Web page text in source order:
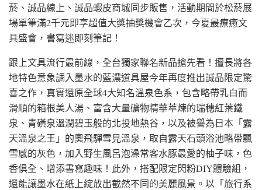
菸、誠品線上、誠品蝦皮商城同步販售，活動期間於松菸展
場單筆滿2千元即享超值大獎抽獎機會乙次，今夏最療癒文
具盛會，書寫迷即刻筆記！
跟上文具流行最前線，全台獨家聯名新品搶先看！擅長將各
地特色意象調入墨水的藍濃道具屋今年再度推出誠品限定驚
喜之作，真實還原全球4大知名溫泉色系，包含略帶乳白而
滑順的箱根美人湯、富含大量礦物精華萃煉的瑞穗紅葉鐵
泉、青磺泉溫潤碧玉般的北投地熱谷，以及被譽為日本「露
天溫泉之王」的奧飛驒雪見溫泉，取自露天石頭浴池略帶飄
雪感的灰色，加入野生風呂泡澡常客水豚最愛的柚子味，色
香俱全、增添書寫趣味！此外，搭配限定閃粉DIY體驗組，
還能讓墨水在紙上綻放出截然不同的美麗風景。以「旅行系